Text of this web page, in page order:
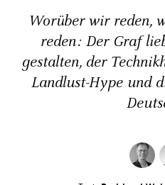
Worüber wir reden,
reden: Der Graf
gestalten, der
Landlust-Hype und